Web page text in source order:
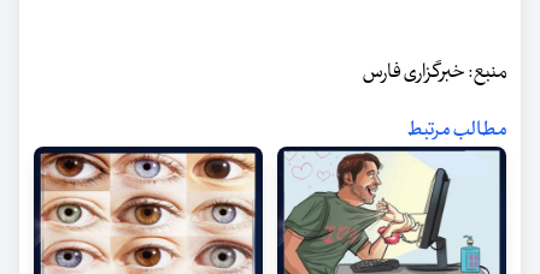
منبع: خبرگزاری فارس
مطالب مرتبط